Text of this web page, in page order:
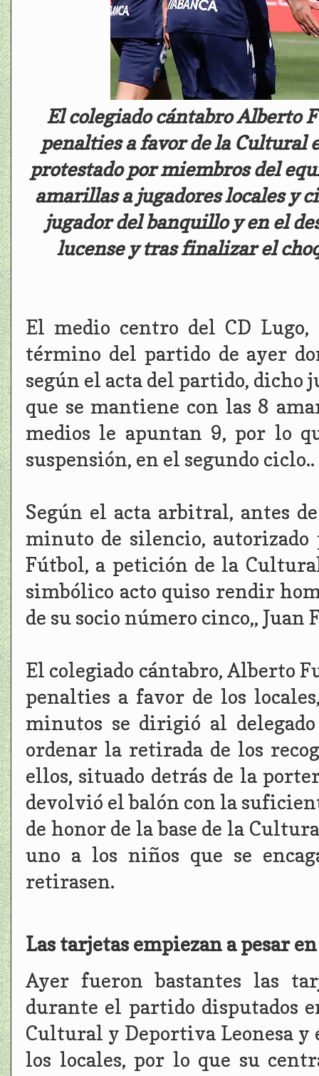
El colegiado cántabro Alberto
penalties a favor de la Cultural
protestado por miembros del
amarillas a jugadores locales y
jugador del banquillo y en el
lucense y tras finalizar el
El medio centro del CD
término del partido de ayer
según el acta del partido, dicho
que se mantiene con las 8
medios le apuntan 9, por lo
suspensión, en el segundo ciclo..
Según el acta arbitral, antes
minuto de silencio, autorizado
Fútbol, a petición de la
simbólico acto quiso rendir
de su socio número cinco,, Juan
El colegiado cántabro, Alberto
penalties a favor de los
minutos se dirigió al delegado
ordenar la retirada de los
ellos, situado detrás de la
devolvió el balón con la
de honor de la base de la
uno a los niños que se
retirasen.
Las tarjetas empiezan a pesar
Ayer fueron bastantes las
durante el partido disputados
Cultural y Deportiva Leonesa y
los locales, por lo que su